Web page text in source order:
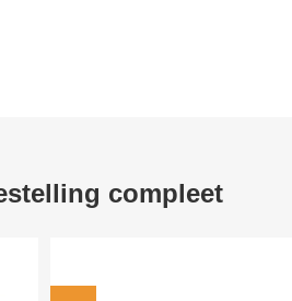
compleet